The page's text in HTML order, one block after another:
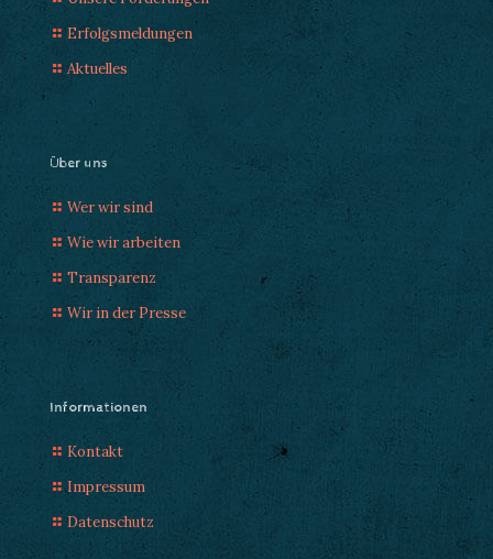
Erfolgsmeldungen
Aktuelles
Über uns
Wer wir sind
Wie wir arbeiten
Transparenz
Wir in der Presse
Informationen
Kontakt
Impressum
Datenschutz